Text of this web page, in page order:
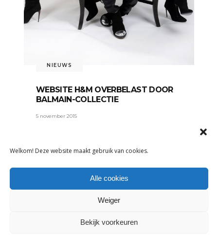
Welkom! Deze website maakt gebruik van cookies.
Alle cookies
Weiger
Bekijk voorkeuren
NIEUWS
WEBSITE H&M OVERBELAST DOOR
BALMAIN-COLLECTIE
5 november 2015
nieuwste designersamenwerking van
limited edition,samenwerking